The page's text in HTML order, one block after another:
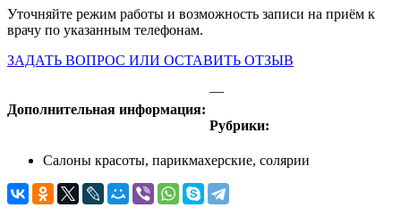
Уточняйте режим работы и возможность записи на приём к
врачу по указанным телефонам.
ЗАДАТЬ ВОПРОС ИЛИ ОСТАВИТЬ ОТЗЫВ
Дополнительная информация:
—
Рубрики:
Салоны красоты, парикмахерские, солярии